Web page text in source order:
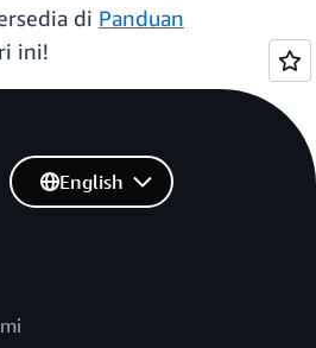
di Panduan
ini!
English